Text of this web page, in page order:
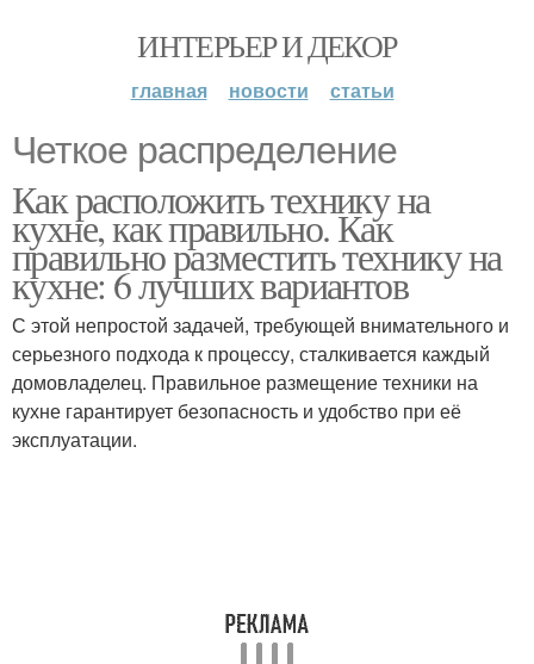
ИНТЕРЬЕР И ДЕКОР
главная новости статьи
Четкое распределение
Как расположить технику на
кухне, как правильно. Как
правильно разместить технику на
кухне: 6 лучших вариантов
С этой непростой задачей, требующей внимательного и
серьезного подхода к процессу, сталкивается каждый
домовладелец. Правильное размещение техники на
кухне гарантирует безопасность и удобство при её
эксплуатации.